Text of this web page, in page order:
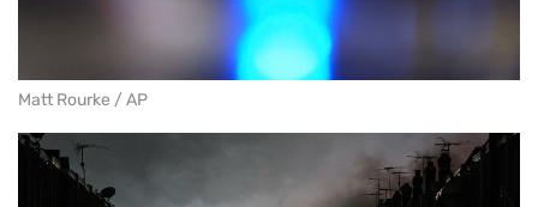
Matt Rourke / AP